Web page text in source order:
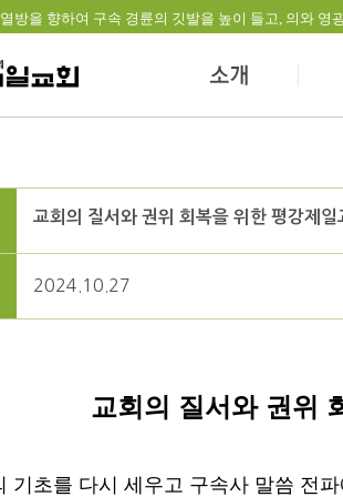
열방을 향하여 구속 경륜의 깃발을 높이 들고, 의와 영
교회의 질서와 권위 회복을 위한 평강제일
2024.10.27
교회의 질서와 권위
기초를 다시 세우고 구속사 말씀 전